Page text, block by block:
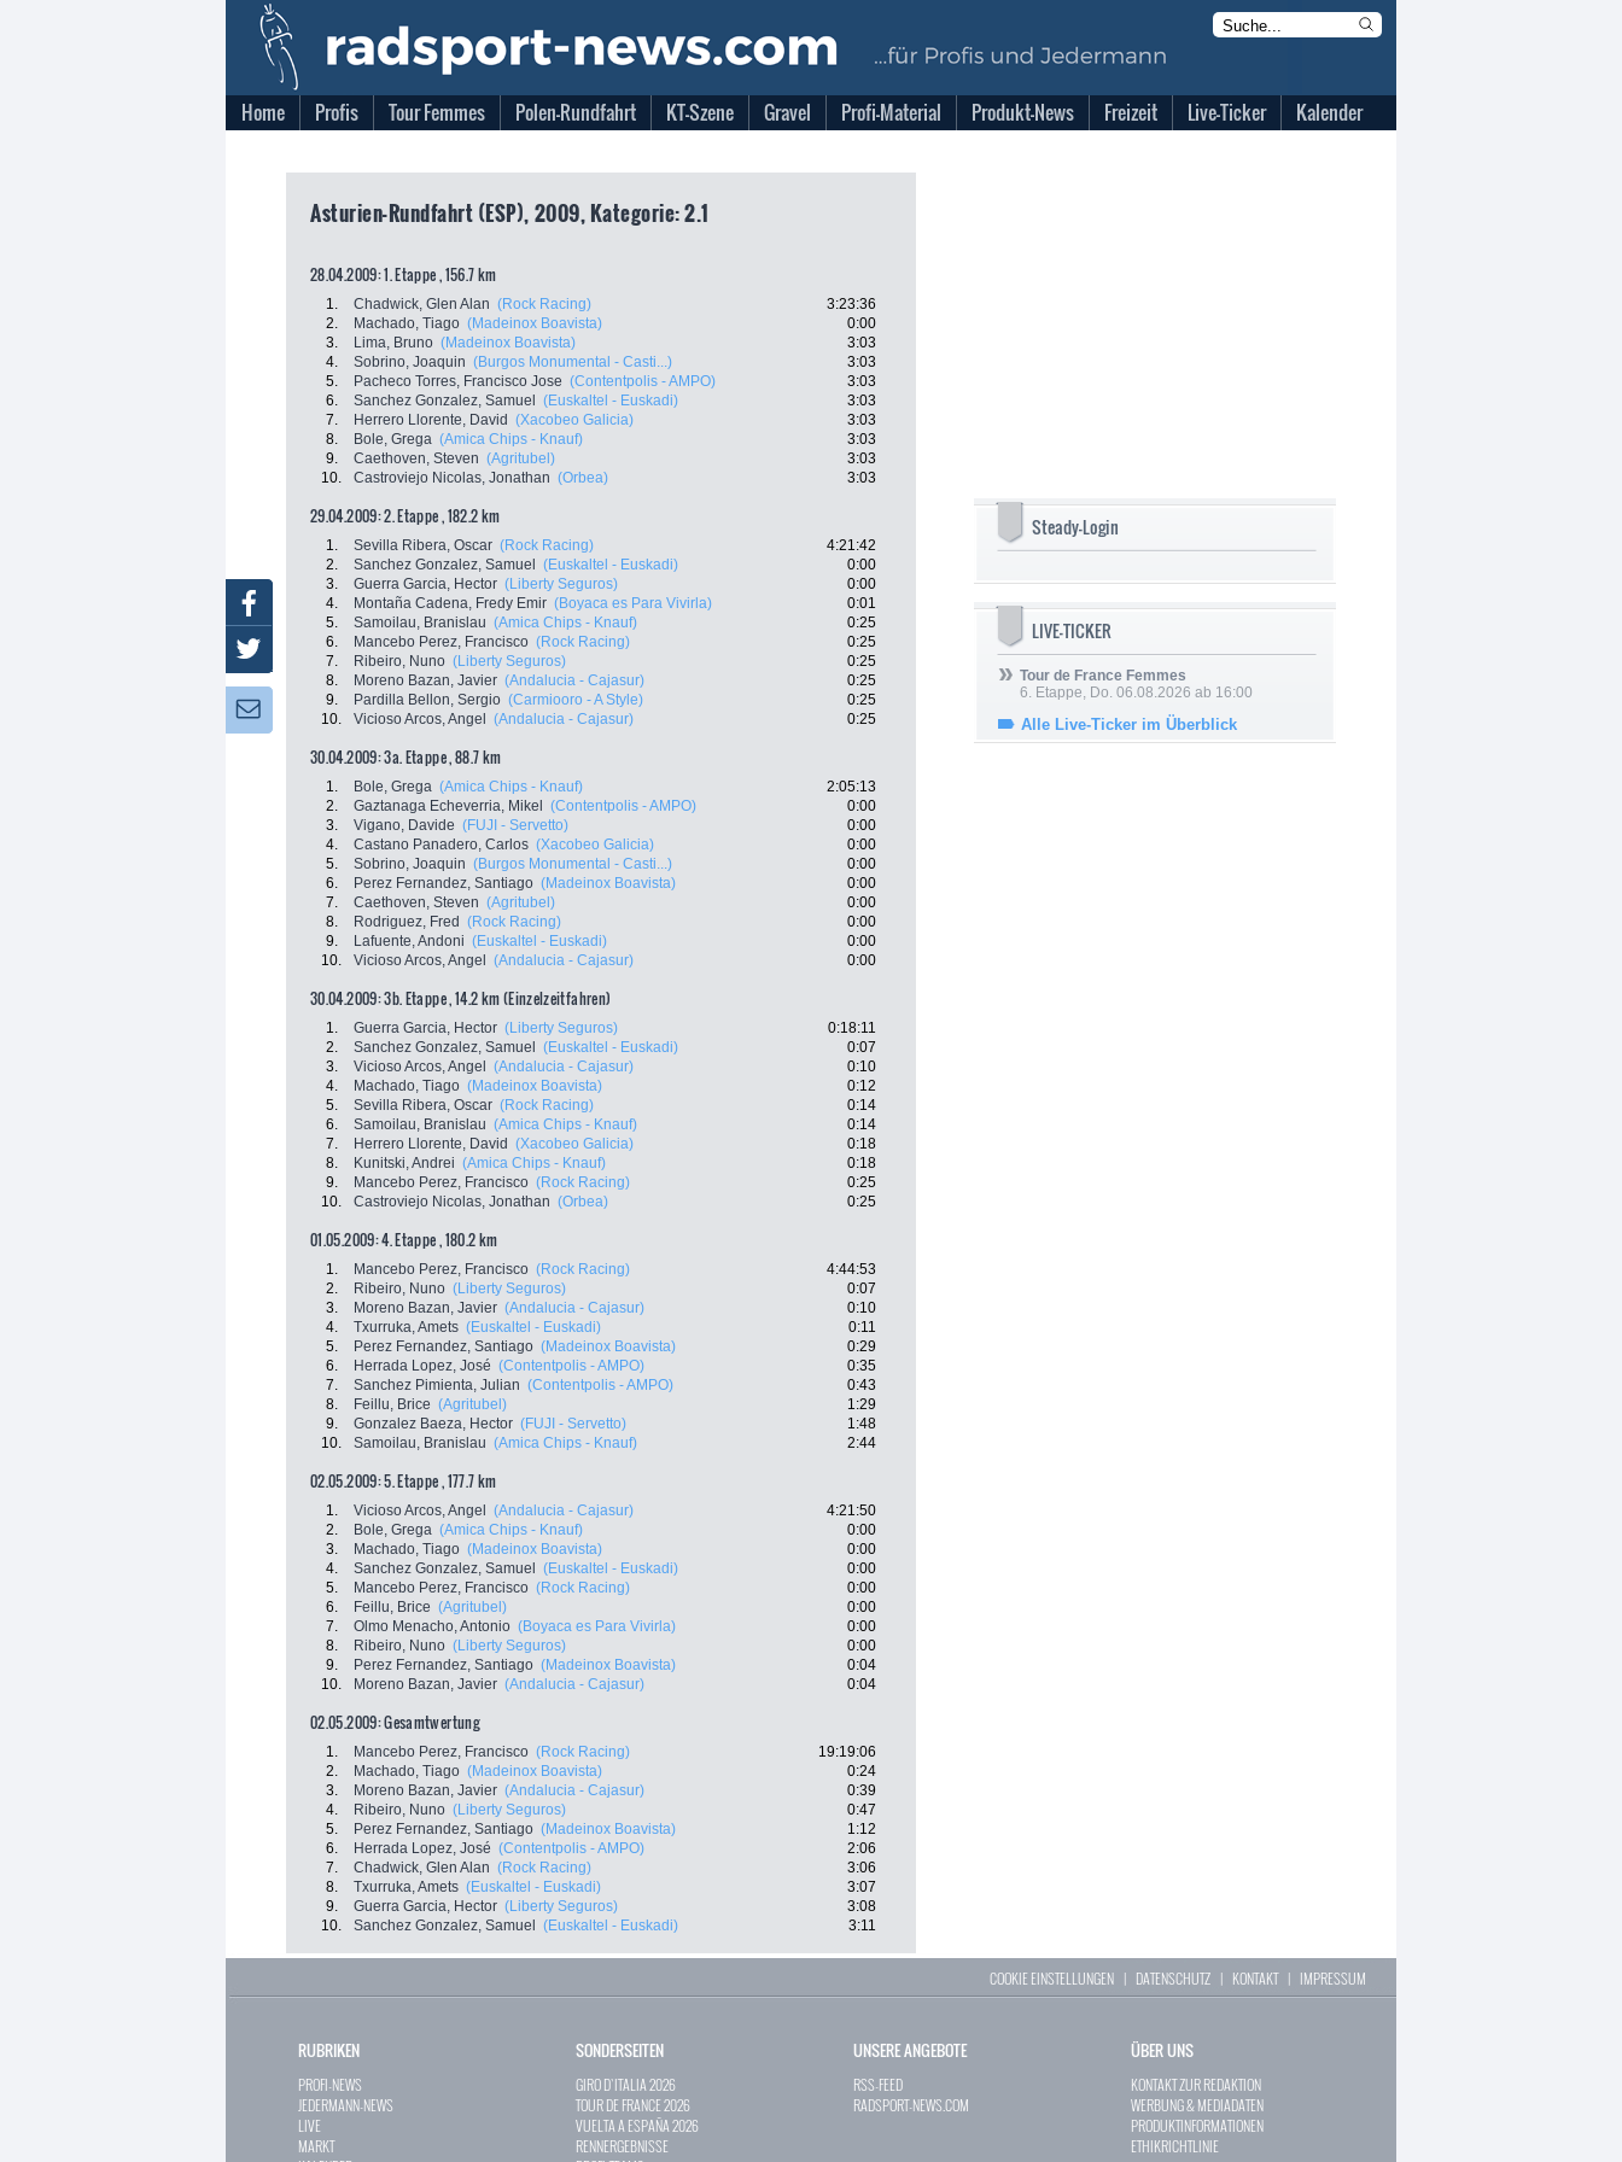
Home Profis Tour Femmes Polen-Rundfahrt KT-Szene Gravel Profi-Material Produkt-News Freizeit Live-Ticker Kalender
Asturien-Rundfahrt (ESP), 2009, Kategorie: 2.1
28.04.2009: 1. Etappe , 156.7 km
1. Chadwick, Glen Alan (Rock Racing)
3:23:36
2.
Machado, Tiago (Madeinox Boavista)
0:00
3.
Lima, Bruno (Madeinox Boavista)
3:03
4.
Sobrino, Joaquin (Burgos Monumental - Casti...)
3:03
5.
Pacheco Torres, Francisco Jose (Contentpolis - AMPO)
3:03
6.
Sanchez Gonzalez, Samuel (Euskaltel - Euskadi)
3:03
7.
Herrero Llorente, David (Xacobeo Galicia)
3:03
8.
Bole, Grega (Amica Chips - Knauf)
3:03
9.
Caethoven, Steven (Agritubel)
3:03
10.
Castroviejo Nicolas, Jonathan (Orbea) 3:03
29.04.2009: 2. Etappe , 182.2 km
1. Sevilla Ribera, Oscar (Rock Racing)
4:21:42
2.
Sanchez Gonzalez, Samuel (Euskaltel - Euskadi)
0:00
3.
Guerra Garcia, Hector (Liberty Seguros)
0:00
4.
Montaña Cadena, Fredy Emir (Boyaca es Para Vivirla)
0:01
5.
Samoilau, Branislau (Amica Chips - Knauf)
0:25
6.
Mancebo Perez, Francisco (Rock Racing)
0:25
7.
Ribeiro, Nuno (Liberty Seguros)
0:25
8.
Moreno Bazan, Javier (Andalucia - Cajasur)
0:25
9.
Pardilla Bellon, Sergio (Carmiooro - A Style)
0:25
10.
Vicioso Arcos, Angel (Andalucia - Cajasur) 0:25
30.04.2009: 3a. Etappe , 88.7 km
1. Bole, Grega (Amica Chips - Knauf)
2:05:13
2.
Gaztanaga Echeverria, Mikel (Contentpolis - AMPO)
0:00
3.
Vigano, Davide (FUJI - Servetto)
0:00
4.
Castano Panadero, Carlos (Xacobeo Galicia)
0:00
5.
Sobrino, Joaquin (Burgos Monumental - Casti...)
0:00
6.
Perez Fernandez, Santiago (Madeinox Boavista)
0:00
7.
Caethoven, Steven (Agritubel)
0:00
8.
Rodriguez, Fred (Rock Racing)
0:00
9.
Lafuente, Andoni (Euskaltel - Euskadi)
0:00
10.
Vicioso Arcos, Angel (Andalucia - Cajasur) 0:00
30.04.2009: 3b. Etappe , 14.2 km (Einzelzeitfahren)
1. Guerra Garcia, Hector (Liberty Seguros)
0:18:11
2.
Sanchez Gonzalez, Samuel (Euskaltel - Euskadi)
0:07
3.
Vicioso Arcos, Angel (Andalucia - Cajasur)
0:10
4.
Machado, Tiago (Madeinox Boavista)
0:12
5.
Sevilla Ribera, Oscar (Rock Racing)
0:14
6.
Samoilau, Branislau (Amica Chips - Knauf)
0:14
7.
Herrero Llorente, David (Xacobeo Galicia)
0:18
8.
Kunitski, Andrei (Amica Chips - Knauf)
0:18
9.
Mancebo Perez, Francisco (Rock Racing)
0:25
10.
Castroviejo Nicolas, Jonathan (Orbea) 0:25
01.05.2009: 4. Etappe , 180.2 km
1. Mancebo Perez, Francisco (Rock Racing)
4:44:53
2.
Ribeiro, Nuno (Liberty Seguros)
0:07
3.
Moreno Bazan, Javier (Andalucia - Cajasur)
0:10
4.
Txurruka, Amets (Euskaltel - Euskadi)
0:11
5.
Perez Fernandez, Santiago (Madeinox Boavista)
0:29
6.
Herrada Lopez, José (Contentpolis - AMPO)
0:35
7.
Sanchez Pimienta, Julian (Contentpolis - AMPO)
0:43
8.
Feillu, Brice (Agritubel)
1:29
9.
Gonzalez Baeza, Hector (FUJI - Servetto)
1:48
10.
Samoilau, Branislau (Amica Chips - Knauf) 2:44
02.05.2009: 5. Etappe , 177.7 km
1. Vicioso Arcos, Angel (Andalucia - Cajasur)
4:21:50
2.
Bole, Grega (Amica Chips - Knauf)
0:00
3.
Machado, Tiago (Madeinox Boavista)
0:00
4.
Sanchez Gonzalez, Samuel (Euskaltel - Euskadi)
0:00
5.
Mancebo Perez, Francisco (Rock Racing)
0:00
6.
Feillu, Brice (Agritubel)
0:00
7.
Olmo Menacho, Antonio (Boyaca es Para Vivirla)
0:00
8.
Ribeiro, Nuno (Liberty Seguros)
0:00
9.
Perez Fernandez, Santiago (Madeinox Boavista)
0:04
10.
Moreno Bazan, Javier (Andalucia - Cajasur) 0:04
02.05.2009: Gesamtwertung
1. Mancebo Perez, Francisco (Rock Racing)
19:19:06
2.
Machado, Tiago (Madeinox Boavista)
0:24
3.
Moreno Bazan, Javier (Andalucia - Cajasur)
0:39
4.
Ribeiro, Nuno (Liberty Seguros)
0:47
5.
Perez Fernandez, Santiago (Madeinox Boavista)
1:12
6.
Herrada Lopez, José (Contentpolis - AMPO)
2:06
7.
Chadwick, Glen Alan (Rock Racing)
3:06
8.
Txurruka, Amets (Euskaltel - Euskadi)
3:07
9.
Guerra Garcia, Hector (Liberty Seguros)
3:08
10.
Sanchez Gonzalez, Samuel (Euskaltel - Euskadi) 3:11
Steady-Login
LIVE-TICKER
Tour de France Femmes
6. Etappe, Do. 06.08.2026 ab 16:00
Alle Live-Ticker im Überblick
Facebook
Twitter
Newsletter:
COOKIE EINSTELLUNGEN | DATENSCHUTZ | KONTAKT| IMPRESSUM
RUBRIKEN
PROFI-NEWS
JEDERMANN-NEWS
LIVE
MARKT
SONDERSEITEN
GIRO D`ITALIA 2026
TOUR DE FRANCE 2026
VUELTA A ESPAÑA 2026
RENNERGEBNISSE
UNSERE ANGEBOTE
RSS-FEED
RADSPORT-NEWS.COM
ÜBER UNS
KONTAKT ZUR REDAKTION
WERBUNG & MEDIADATEN
PRODUKTINFORMATIONEN
ETHIKRICHTLINIE